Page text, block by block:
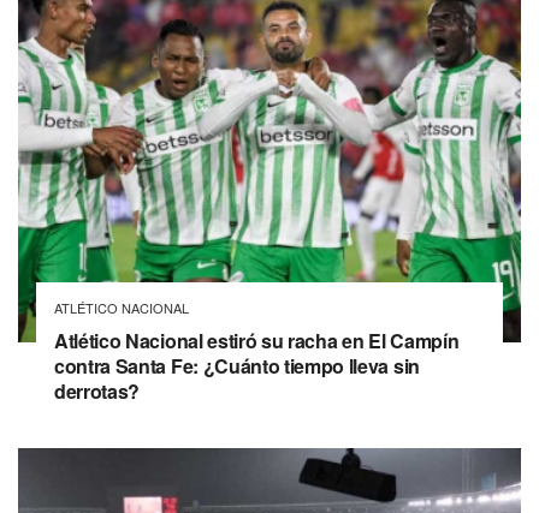
ATLÉTICO NACIONAL
Atlético Nacional estiró su racha en El Campín
contra Santa Fe: ¿Cuánto tiempo lleva sin
derrotas?